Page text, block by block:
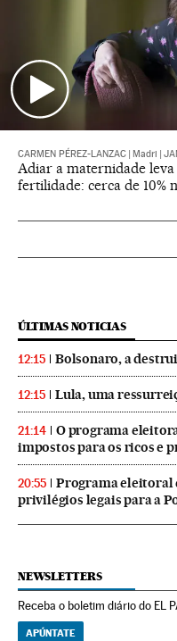
CARMEN PÉREZ-LANZAC Madri
Adiar a maternidade
fertilidade: cerca de 10%
ÚLTIMAS NOTICIAS
12:15 Bolsonaro, a
12:15 Lula, uma
21:14
O programa
impostos para os ricos e
20:55
Programa eleitoral
privilégios legais para a
NEWSLETTERS
Receba o boletim diário do EL
APÚNTATE